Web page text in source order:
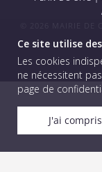
Ce site utilise
Les cookies
ne nécessitent
page de
J'ai